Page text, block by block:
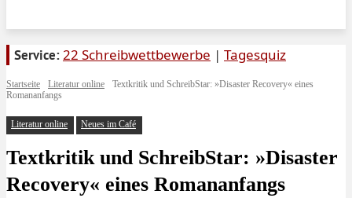
Service:22 Schreibwettbewerbe | Tagesquiz
Startseite Literatur online
Textkritik und SchreibStar: »Disaster Recovery« eines
Romananfangs
Literatur online Neues im Café
Textkritik und SchreibStar: »Disaster
Recovery« eines Romananfangs